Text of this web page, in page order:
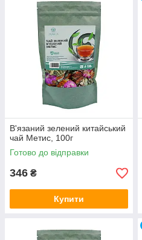
В'язаний зелений китайський
чай Метис, 100г
Готово до відправки
346 ₴
Купити